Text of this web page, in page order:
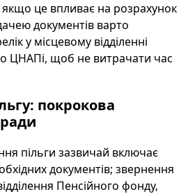
якщо це впливає на розрахунок
документів варто
у місцевому відділенні
ЦНАПі, щоб не витрачати час
покрокова
пільги зазвичай включає
документів; звернення
Пенсійного фонду,